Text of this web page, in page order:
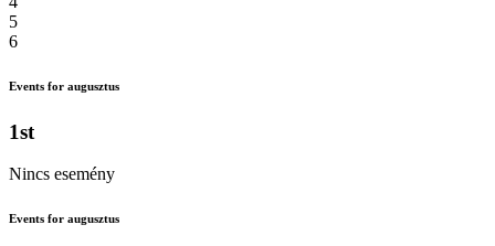
5
6
Events for augusztus
1st
Nincs esemény
Events for augusztus